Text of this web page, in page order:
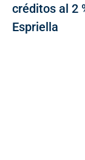
créditos al 2
Espriella